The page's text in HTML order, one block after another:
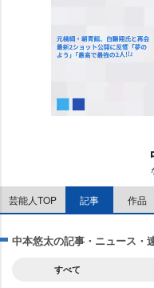
芸能人TOP 記事 作品
中本悠太の記事・ニュース・
すべて